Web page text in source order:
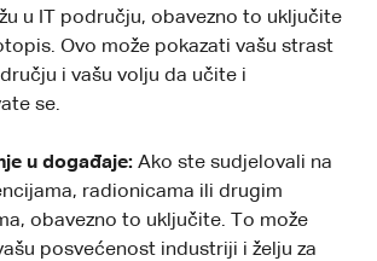
u IT području, obavezno to uključite
Ovo može pokazati vašu strast
i vašu volju da učite i
se.
u događaje: Ako ste sudjelovali na
radionicama ili drugim
obavezno to uključite. To može
posvećenost industriji i želju za